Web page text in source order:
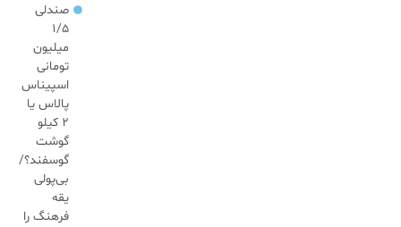
صندلی
۱/۵
میلیون
تومانی
اسپیناس
پالاس یا
۲ کیلو
گوشت
گوسفند؟/
بی‌پولی
یقه
فرهنگ را